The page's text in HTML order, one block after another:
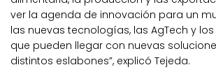
ver la agenda de innovación para un
las nuevas tecnologías, las AgTech y
que pueden llegar con nuevas
distintos eslabones”, explicó Tejeda.